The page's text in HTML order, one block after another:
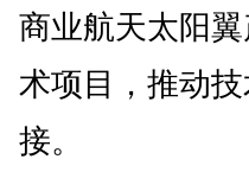
商业航天太阳
术项目，推动
接。